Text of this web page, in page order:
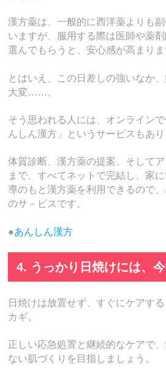
漢方薬は、一般的に西洋薬よりも
いますが、服用する際は医師や薬
選んでもらうと、安心感が高まりま
とはいえ、この日差しの強いなか
大変……。
そう思われる人には、オンライン
んしん漢方」というサービスもあり
体質診断、漢方薬の提案、そして
まで、すべてネットで完結し、家
導のもと漢方薬を利用できるので
のサ－ビスです。
●あんしん漢方
4. うっかり日焼けには、今
日焼けは放置せず、すぐにケアす
カギ。
正しい応急処置と継続的なケアで
ない肌づくりを目指しましょう。